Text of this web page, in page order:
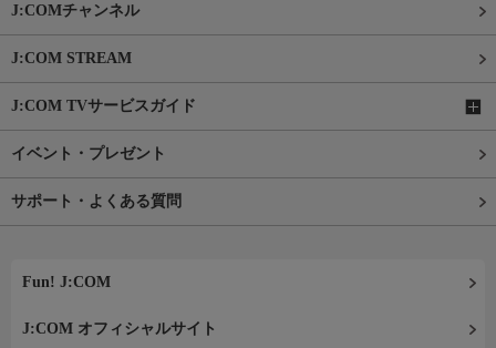
J:COMチャンネル
J:COM STREAM
J:COM TVサービスガイド
イベント・プレゼント
サポート・よくある質問
Fun! J:COM
J:COM オフィシャルサイト